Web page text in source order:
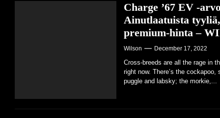
Charge ’67 EV -
Ainutlaatuista tyyliä,
premium-hinta –
Wilson December 17, 2022
Cross-breeds are all the rage in
right now. There’s the cockapoo,
puggle and labsky; the morkie,...